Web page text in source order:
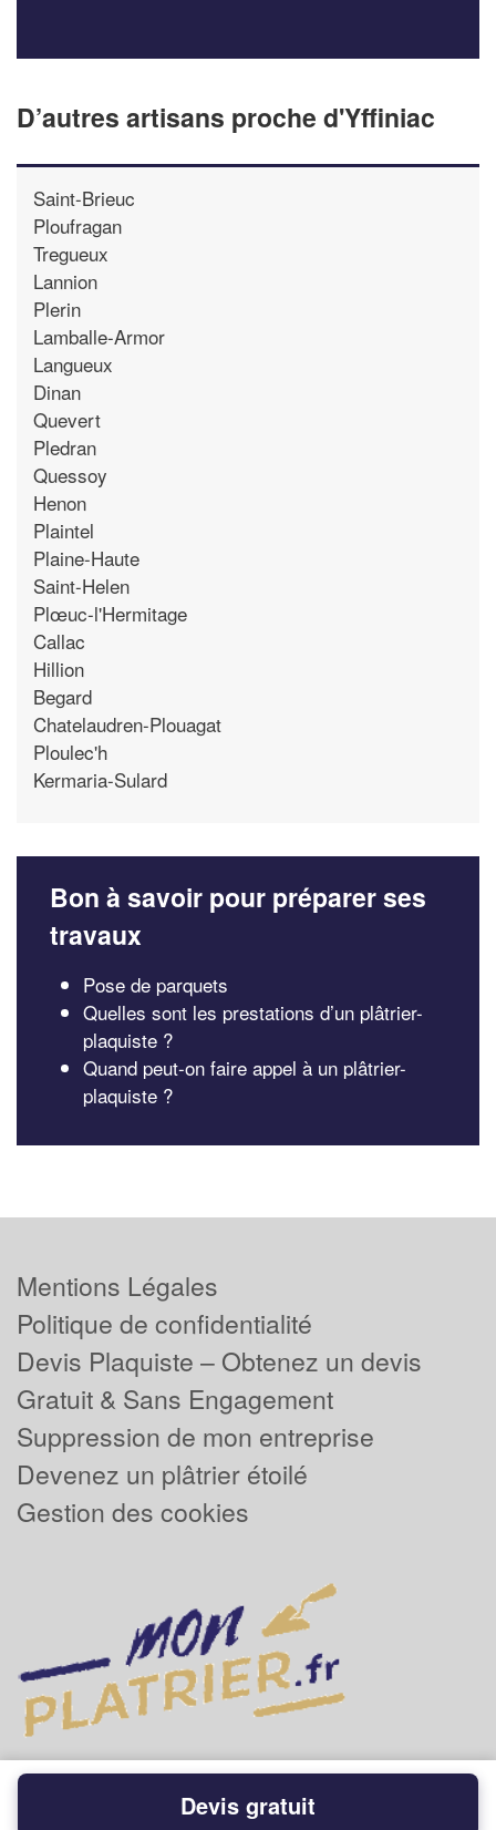
D’autres artisans proche d'Yffiniac
Saint-Brieuc
Ploufragan
Tregueux
Lannion
Plerin
Lamballe-Armor
Langueux
Dinan
Quevert
Pledran
Quessoy
Henon
Plaintel
Plaine-Haute
Saint-Helen
Plœuc-l'Hermitage
Callac
Hillion
Begard
Chatelaudren-Plouagat
Ploulec'h
Kermaria-Sulard
Bon à savoir pour préparer ses
travaux
Pose de parquets
Quelles sont les prestations d’un plâtrier-
plaquiste ?
Quand peut-on faire appel à un plâtrier-
plaquiste ?
Mentions Légales
Politique de confidentialité
Devis Plaquiste – Obtenez un devis
Gratuit & Sans Engagement
Suppression de mon entreprise
Devenez un plâtrier étoilé
Gestion des cookies
Powered byPlus que pro
Devis gratuit